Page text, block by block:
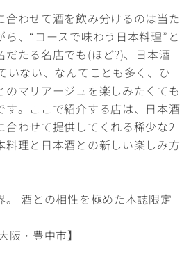
合わせて酒を飲み分けるのは当た
ら、“コースで味わう日本料理”と
だたる名店でも(ほど?)、日本酒
いない、なんてことも多く、ひ
のマリアージュを楽しみたくても
す。ここで紹介する店は、日本酒
合わせて提供してくれる稀少な2
料理と日本酒との新しい楽しみ方
。 酒との相性を極めた本誌限定
・豊中市】